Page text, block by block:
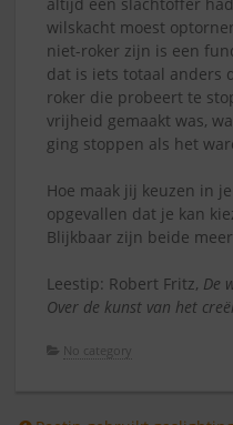
wilskacht moest
niet-roker zijn is een
dat is iets totaal anders
roker die probeert te
vrijheid gemaakt was,
ging stoppen als het
Hoe maak jij keuzen in
opgevallen dat je kan
Blijkbaar zijn beide
Leestip: Robert Fritz, De
Over de kunst van het
No category